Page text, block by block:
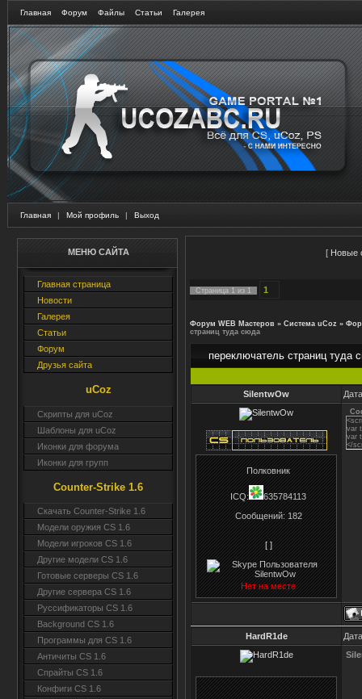
Главная Форум Файлы Статьи Галерея
Главная | Мой профиль | Выход
МЕНЮ САЙТА
Главная страница
Новости
Галерея
Статьи
Форум
Друзья сайта
uCoz
Скрипты для uCoz
Шаблоны для uCoz
Иконки для форума
Иконки для групп
Counter-Strike 1.6
Скачать Counter-Strike 1.6
Модели оружия CS 1.6
Модели игроков CS 1.6
Другие модели CS 1.6
Готовые серверы CS 1.6
Другие сервера CS 1.6
Руссификаторы CS 1.6
Background CS 1.6
Программы для CS 1.6
Античиты CS 1.6
Спрайты CS 1.6
Конфиги CS 1.6
[ Новые
Страница 1 из 1 1
Форум WEB Мастеров » Система uCoz »
страниц туда сюда
переключатель страниц туда
SilentwOw
Полковник
ICQ:
635784113
Сообщений:182
[ ]
Нет на месте
var
var
</
HardR1de